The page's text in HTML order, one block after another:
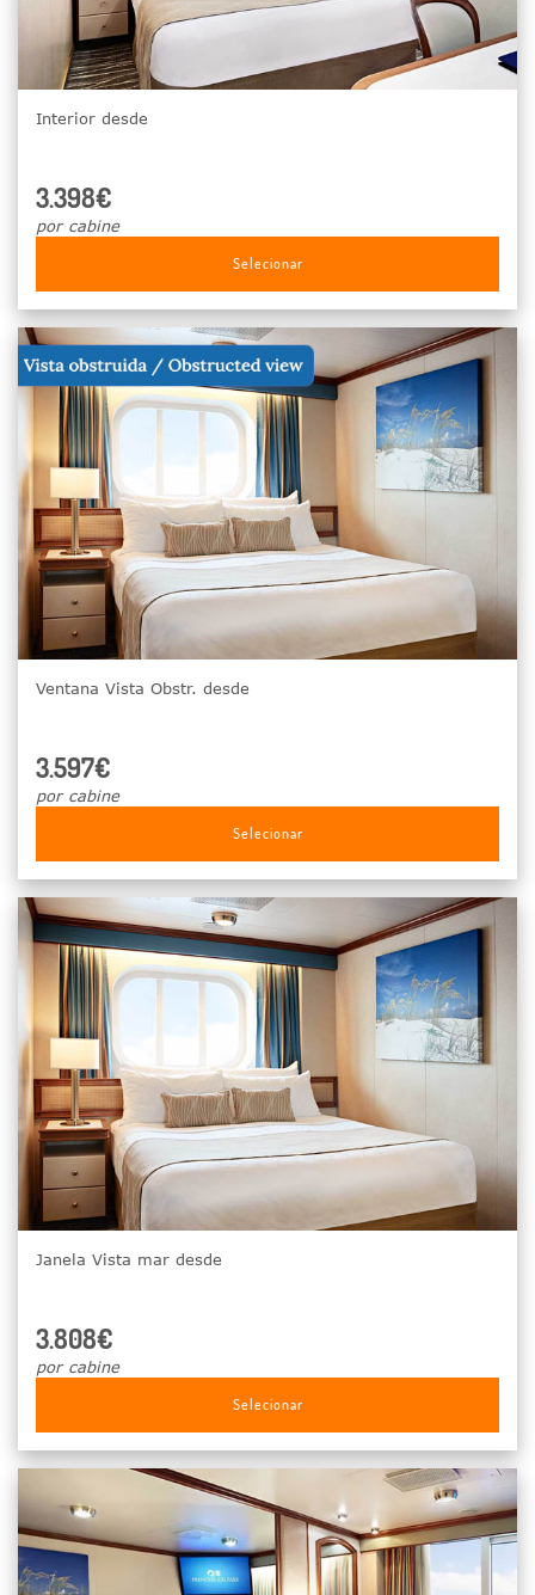
Interior desde
3.398€
por cabine
Selecionar
Ventana Vista Obstr. desde
3.597€
por cabine
Selecionar
Janela Vista mar desde
3.808€
por cabine
Selecionar